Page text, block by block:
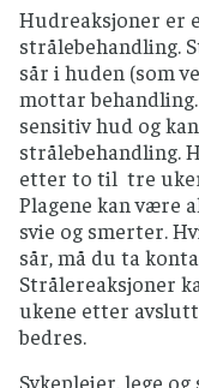
Hudreaksjoner er
strålebehandling.
sår i huden (som
mottar
sensitiv hud og
strålebehandling.
etter to til tre
Plagene kan være
svie og smerter.
sår, må du ta
Strålereaksjoner
ukene etter
bedres.
Sykepleier, lege